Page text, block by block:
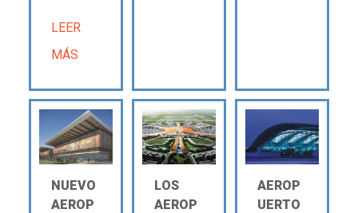
LEER
MÁS
NUEVO
AEROP
LOS
AEROP
AEROP
UERTO